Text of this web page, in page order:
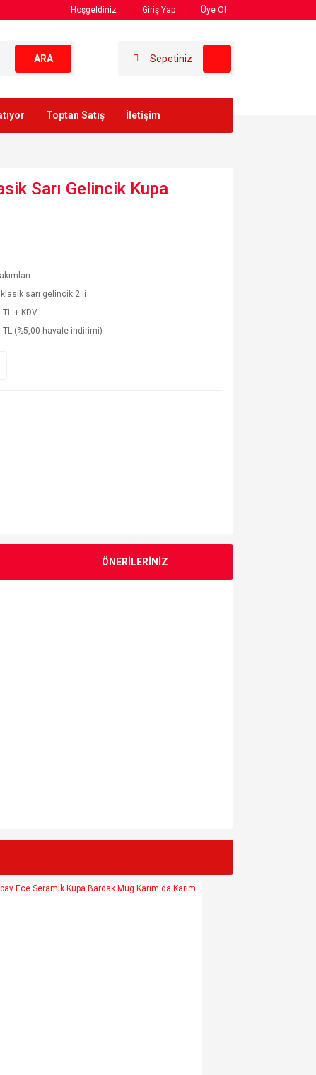
Hoşgeldiniz Giriş Yap Üye Ol
ARA Sepetiniz
Toptan Satış İletişim
Sarı Gelincik Kupa
klasik sarı gelincik 2 li
+ KDV
TL (%5,00 havale indirimi)
ÖNERİLERİNİZ